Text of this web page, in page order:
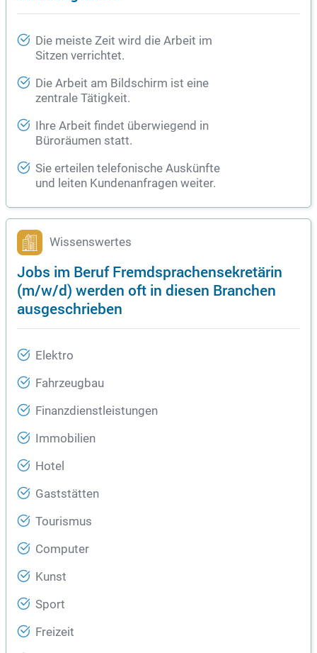
Die meiste Zeit wird die Arbeit im
Sitzen verrichtet.
Die Arbeit am Bildschirm ist eine
zentrale Tätigkeit.
Ihre Arbeit findet überwiegend in
Büroräumen statt.
Sie erteilen telefonische Auskünfte
und leiten Kundenanfragen weiter.
Wissenswertes
Jobs im Beruf Fremdsprachensekretärin
(m/w/d) werden oft in diesen Branchen
ausgeschrieben
Elektro
Fahrzeugbau
Finanzdienstleistungen
Immobilien
Hotel
Gaststätten
Tourismus
Computer
Kunst
Sport
Freizeit